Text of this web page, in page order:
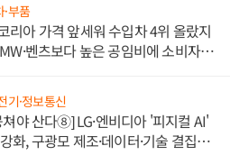
부품
리아 가격 앞세워 수입차 4위 올랐지
벤츠보다 높은 공임비에 소비자
기·정보통신
야 산다⑧] LG·엔비디아 '피지컬 AI'
화, 구광모 제조·데이터·기술 결집